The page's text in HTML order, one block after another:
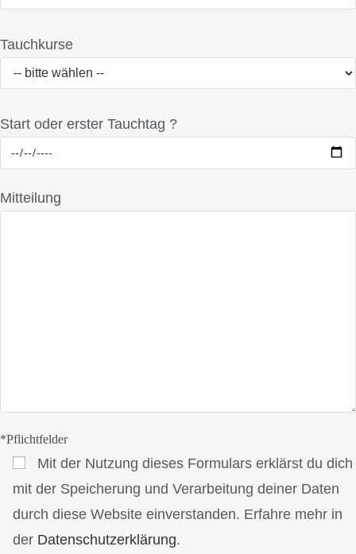
Tauchkurse
Start oder erster Tauchtag ?
Mitteilung
*Pflichtfelder
Mit der Nutzung dieses Formulars erklärst du dich
mit der Speicherung und Verarbeitung deiner Daten
durch diese Website einverstanden. Erfahre mehr in
der Datenschutzerklärung.